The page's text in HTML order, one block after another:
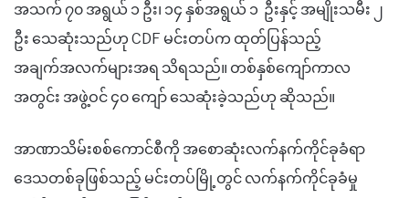
အသက် ၇၀ အရွယ် ၁ ဦး၊ ၁၄ နှစ်အရွယ် ၁ ဦးနှင့် အမျိုးသမီး ၂
ဦး သေဆုံးသည်ဟု CDF မင်းတပ်က ထုတ်ပြန်သည့်
အချက်အလက်များအရ သိရသည်။ တစ်နှစ်ကျော်ကာလ
အတွင်း အဖွဲ့ဝင် ၄၀ ကျော် သေဆုံးခဲ့သည်ဟု ဆိုသည်။
အာဏာသိမ်းစစ်ကောင်စီကို အစောဆုံးလက်နက်ကိုင်ခုခံရာ
ဒေသတစ်ခုဖြစ်သည့် မင်းတပ်မြို့တွင် လက်နက်ကိုင်ခုခံမှု